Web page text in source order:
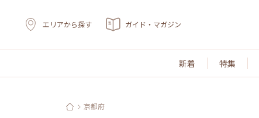
エリアから探す ガイド・マガジン
新着 特集
京都府